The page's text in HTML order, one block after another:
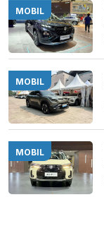
MOBIL
MOBIL
MOBIL